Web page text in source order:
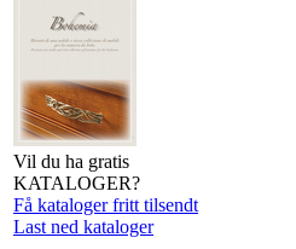
Vil du ha gratis
KATALOGER?
Få kataloger fritt tilsendt
Last ned kataloger